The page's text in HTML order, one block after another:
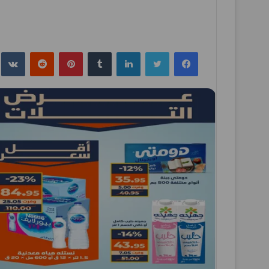
فيسبوك تويتر لينكدإن بينتيريست